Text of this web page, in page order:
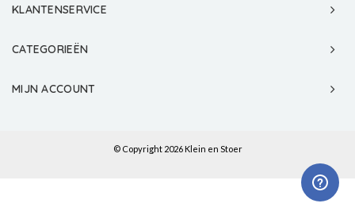
KLANTENSERVICE
CATEGORIEËN
MIJN ACCOUNT
© Copyright 2026 Klein en Stoer